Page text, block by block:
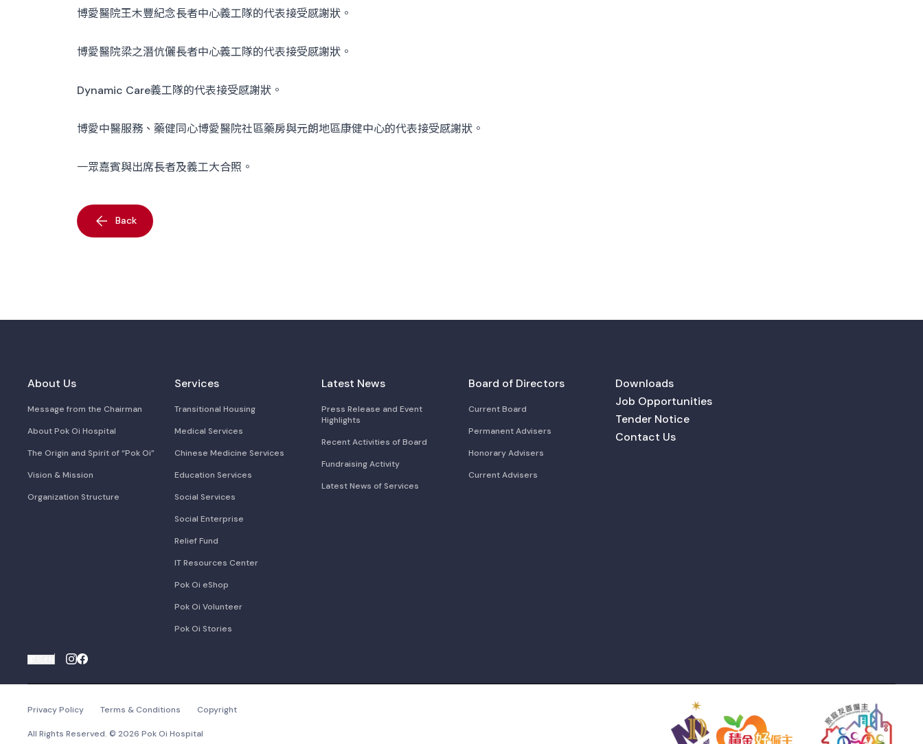
博愛醫院王木豐紀念長者中心義工隊的代表接受感謝狀。
博愛醫院梁之潛伉儷長者中心義工隊的代表接受感謝狀。
Dynamic Care義工隊的代表接受感謝狀。
博愛中醫服務、藥健同心博愛醫院社區藥房與元朗地區康健中心的代表接受感謝狀。
一眾嘉賓與出席長者及義工大合照。
Back
About Us
Message from the Chairman
About Pok Oi Hospital
The Origin and Spirit of “Pok Oi”
Vision & Mission
Organization Structure
Services
Transitional Housing
Medical Services
Chinese Medicine Services
Education Services
Social Services
Social Enterprise
Relief Fund
IT Resources Center
Pok Oi eShop
Pok Oi Volunteer
Pok Oi Stories
Latest News
Press Release and Event
Highlights
Recent Activities of Board
Fundraising Activity
Latest News of Services
Board of Directors
Current Board
Permanent Advisers
Honorary Advisers
Current Advisers
Downloads
Job Opportunities
Tender Notice
Contact Us
Privacy Policy Terms & Conditions Copyright
All Rights Reserved. © 2026 Pok Oi Hospital